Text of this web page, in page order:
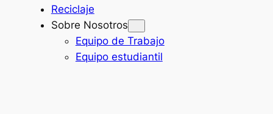
Reciclaje
Sobre Nosotros
Equipo de Trabajo
Equipo estudiantil